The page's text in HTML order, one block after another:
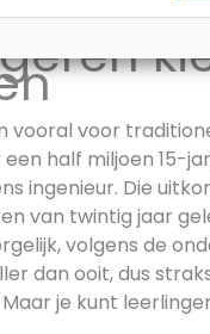
vooral voor
een half miljoen 15-
ingenieur. Die
van twintig jaar
volgens de
dan ooit, dus
je kunt